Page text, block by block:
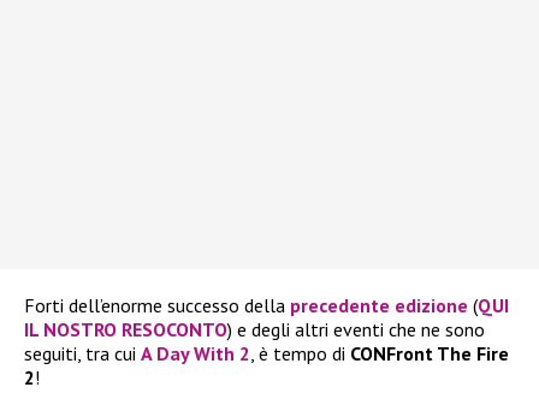
Forti dell’enorme successo della precedente edizione (QUI
IL NOSTRO RESOCONTO) e degli altri eventi che ne sono
seguiti, tra cui A Day With 2 , è tempo di CONFront The Fire
2!